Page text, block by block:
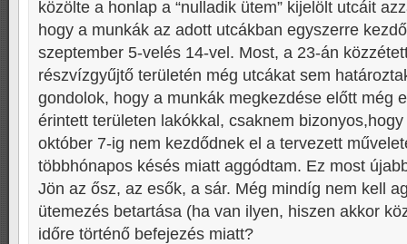
közölte a honlap a “nulladik ütem” kijelölt utcáit
hogy a munkák az adott utcákban egyszerre
szeptember 5-velés 14-vel. Most, a 23-án
részvízgyűjtő területén még utcákat sem
gondolok, hogy a munkák megkezdése előtt még
érintett területen lakókkal, csaknem
október 7-ig nem kezdődnek el a tervezett
többhónapos késés miatt aggódtam. Ez most
Jön az ősz, az esők, a sár. Még mindíg nem kell
ütemezés betartása (ha van ilyen, hiszen akkor
időre történő befejezés miatt?